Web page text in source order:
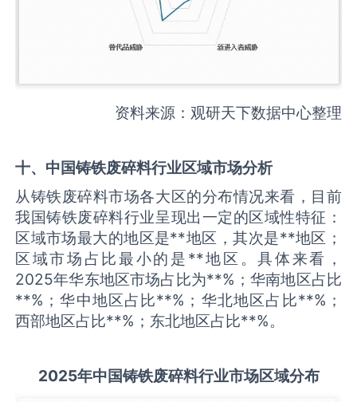
资料来源：观研天下数据中心整理
十、中国铸铁废碎料行业区域市场分析
从铸铁废碎料市场各大区的分布情况来看，目前
我国铸铁废碎料行业呈现出一定的区域性特征：
区域市场最大的地区是**地区，其次是**地区；
区域市场占比最小的是**地区。具体来看，
2025年华东地区市场占比为**%；华南地区占比
**%；华中地区占比**%；华北地区占比**%；
西部地区占比**%；东北地区占比**%。
2025年中国铸铁废碎料行业市场区域分布